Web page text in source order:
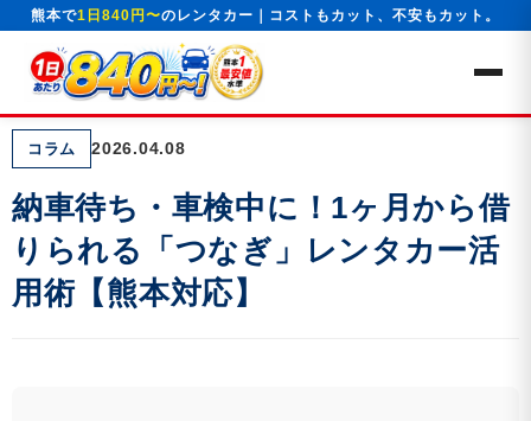
熊本で1日840円〜のレンタカー｜コストもカット、不安もカット。
コラム 2026.04.08
納車待ち・車検中に！1ヶ月から借
りられる「つなぎ」レンタカー活
用術【熊本対応】